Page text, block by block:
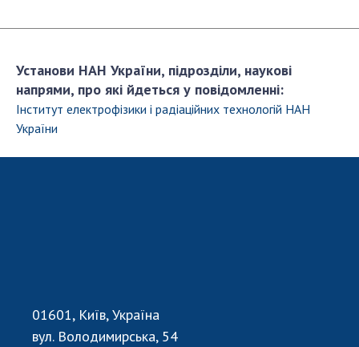
Установи НАН України, підрозділи, наукові
напрями, про які йдеться у повідомленні:
Інститут електрофiзики і радіаційних технологій НАН
України
01601, Київ, Україна
вул. Володимирська, 54